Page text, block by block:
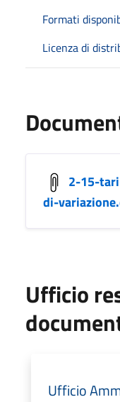
Formati
Licenza di
2-15-
di-
Ufficio
Ufficio